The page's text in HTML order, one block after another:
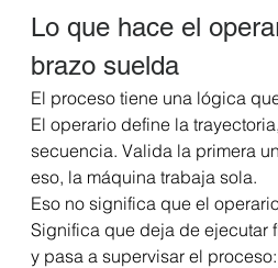
Lo que hace el
brazo suelda
El proceso tiene una lógica
El operario define la
secuencia. Valida la primera
eso, la máquina trabaja sola.
Eso no significa que el
Significa que deja de ejecutar
y pasa a supervisar el